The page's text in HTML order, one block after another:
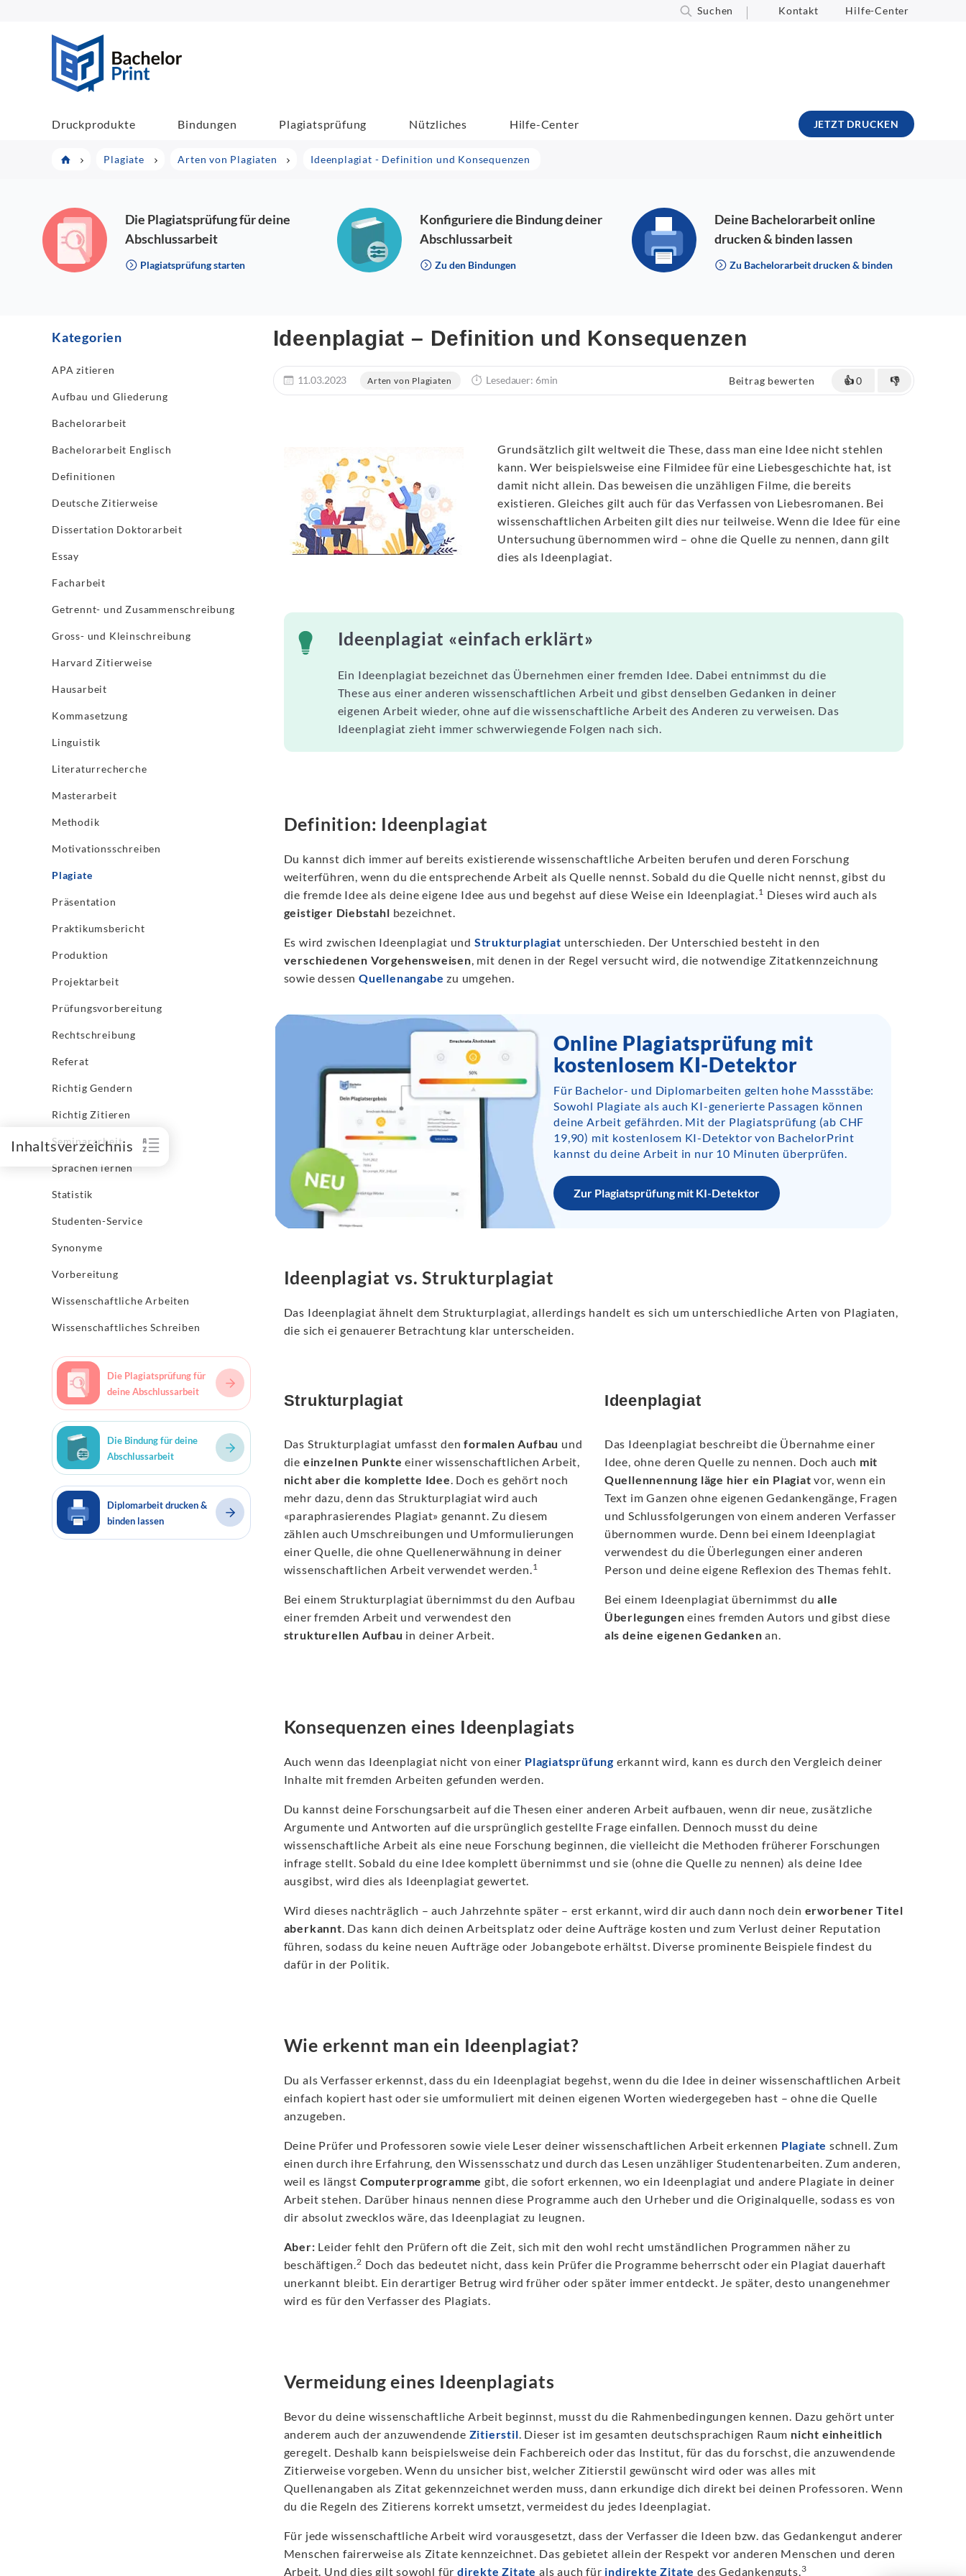
Suchen Kontakt Hilfe-Center
Druckprodukte Bindungen Plagiatsprüfung Nützliches Hilfe-Center JETZT DRUCKEN
Plagiate Arten von Plagiaten Ideenplagiat - Definition und Konsequenzen
Die Plagiatsprüfung für deine
Abschlussarbeit
Plagiatsprüfung starten
Konfiguriere die Bindung deiner
Abschlussarbeit
Zu den Bindungen
Deine Bachelorarbeit online
drucken & binden lassen
Zu Bachelorarbeit drucken & binden
Kategorien
APA zitieren
Aufbau und Gliederung
Bachelorarbeit
Bachelorarbeit Englisch
Definitionen
Deutsche Zitierweise
Dissertation Doktorarbeit
Essay
Facharbeit
Getrennt- und Zusammenschreibung
Gross- und Kleinschreibung
Harvard Zitierweise
Hausarbeit
Kommasetzung
Linguistik
Literaturrecherche
Masterarbeit
Methodik
Motivationsschreiben
Plagiate
Präsentation
Praktikumsbericht
Produktion
Projektarbeit
Prüfungsvorbereitung
Rechtschreibung
Referat
Richtig Gendern
Richtig Zitieren
Seminararbeit
Sprachen lernen
Statistik
Studenten-Service
Synonyme
Vorbereitung
Wissenschaftliche Arbeiten
Wissenschaftliches Schreiben
Die Plagiatsprüfung für
deine Abschlussarbeit
Die Bindung für deine
Abschlussarbeit
Diplomarbeit drucken &
binden lassen
Ideenplagiat – Definition und Konsequenzen
11.03.2023 Arten von Plagiaten Lesedauer: 6min Beitrag bewerten 👍0 👎
Inhaltsverzeichnis
Grundsätzlich gilt weltweit die These, dass man eine Idee nicht stehlen
kann. Wer beispielsweise eine Filmidee für eine Liebesgeschichte hat, ist
damit nicht allein. Das beweisen die unzähligen Filme, die bereits
existieren. Gleiches gilt auch für das Verfassen von Liebesromanen. Bei
wissenschaftlichen Arbeiten gilt dies nur teilweise. Wenn die Idee für eine
Untersuchung übernommen wird – ohne die Quelle zu nennen, dann gilt
dies als Ideenplagiat.
Ideenplagiat «einfach erklärt»
Ein Ideenplagiat bezeichnet das Übernehmen einer fremden Idee. Dabei entnimmst du die
These aus einer anderen wissenschaftlichen Arbeit und gibst denselben Gedanken in deiner
eigenen Arbeit wieder, ohne auf die wissenschaftliche Arbeit des Anderen zu verweisen. Das
Ideenplagiat zieht immer schwerwiegende Folgen nach sich.
Definition: Ideenplagiat
Du kannst dich immer auf bereits existierende wissenschaftliche Arbeiten berufen und deren Forschung
weiterführen, wenn du die entsprechende Arbeit als Quelle nennst. Sobald du die Quelle nicht nennst, gibst du
die fremde Idee als deine eigene Idee aus und begehst auf diese Weise ein Ideenplagiat.1 Dieses wird auch als
geistiger Diebstahl bezeichnet.
Es wird zwischen Ideenplagiat und Strukturplagiat unterschieden. Der Unterschied besteht in den
verschiedenen Vorgehensweisen, mit denen in der Regel versucht wird, die notwendige Zitatkennzeichnung
sowie dessen Quellenangabe zu umgehen.
Online Plagiatsprüfung mit
kostenlosem KI-Detektor
Für Bachelor- und Diplomarbeiten gelten hohe Massstäbe:
Sowohl Plagiate als auch KI-generierte Passagen können
deine Arbeit gefährden. Mit der Plagiatsprüfung (ab CHF
19,90) mit kostenlosem KI-Detektor von BachelorPrint
kannst du deine Arbeit in nur 10 Minuten überprüfen.
Zur Plagiatsprüfung mit KI-Detektor
Ideenplagiat vs. Strukturplagiat
Das Ideenplagiat ähnelt dem Strukturplagiat, allerdings handelt es sich um unterschiedliche Arten von Plagiaten,
die sich ei genauerer Betrachtung klar unterscheiden.
Strukturplagiat
Das Strukturplagiat umfasst denformalen Aufbau und
die einzelnen Punkte einer wissenschaftlichen Arbeit,
nicht aber die komplette Idee. Doch es gehört noch
mehr dazu, denn das Strukturplagiat wird auch
«paraphrasierendes Plagiat» genannt. Zu diesem
zählen auch Umschreibungen und Umformulierungen
einer Quelle, die ohne Quellenerwähnung in deiner
wissenschaftlichen Arbeit verwendet werden.1
Bei einem Strukturplagiat übernimmst du den Aufbau
einer fremden Arbeit und verwendest den
strukturellen Aufbau in deiner Arbeit.
Ideenplagiat
Das Ideenplagiat beschreibt die Übernahme einer
Idee, ohne deren Quelle zu nennen. Doch auch mit
Quellennennung läge hier ein Plagiat vor, wenn ein
Text im Ganzen ohne eigenen Gedankengänge, Fragen
und Schlussfolgerungen von einem anderen Verfasser
übernommen wurde. Denn bei einem Ideenplagiat
verwendest du die Überlegungen einer anderen
Person und deine eigene Reflexion des Themas fehlt.
Bei einem Ideenplagiat übernimmst dualle
Überlegungen eines fremden Autors und gibst diese
als deine eigenen Gedanken an.
Konsequenzen eines Ideenplagiats
Auch wenn das Ideenplagiat nicht von einer Plagiatsprüfung erkannt wird, kann es durch den Vergleich deiner
Inhalte mit fremden Arbeiten gefunden werden.
Du kannst deine Forschungsarbeit auf die Thesen einer anderen Arbeit aufbauen, wenn dir neue, zusätzliche
Argumente und Antworten auf die ursprünglich gestellte Frage einfallen. Dennoch musst du deine
wissenschaftliche Arbeit als eine neue Forschung beginnen, die vielleicht die Methoden früherer Forschungen
infrage stellt. Sobald du eine Idee komplett übernimmst und sie (ohne die Quelle zu nennen) als deine Idee
ausgibst, wird dies als Ideenplagiat gewertet.
Wird dieses nachträglich – auch Jahrzehnte später – erst erkannt, wird dir auch dann noch dein erworbener Titel
aberkannt. Das kann dich deinen Arbeitsplatz oder deine Aufträge kosten und zum Verlust deiner Reputation
führen, sodass du keine neuen Aufträge oder Jobangebote erhältst. Diverse prominente Beispiele findest du
dafür in der Politik.
Wie erkennt man ein Ideenplagiat?
Du als Verfasser erkennst, dass du ein Ideenplagiat begehst, wenn du die Idee in deiner wissenschaftlichen Arbeit
einfach kopiert hast oder sie umformuliert mit deinen eigenen Worten wiedergegeben hast – ohne die Quelle
anzugeben.
Deine Prüfer und Professoren sowie viele Leser deiner wissenschaftlichen Arbeit erkennen Plagiate schnell. Zum
einen durch ihre Erfahrung, den Wissensschatz und durch das Lesen unzähliger Studentenarbeiten. Zum anderen,
weil es längst Computerprogramme gibt, die sofort erkennen, wo ein Ideenplagiat und andere Plagiate in deiner
Arbeit stehen. Darüber hinaus nennen diese Programme auch den Urheber und die Originalquelle, sodass es von
dir absolut zwecklos wäre, das Ideenplagiat zu leugnen.
Aber: Leider fehlt den Prüfern oft die Zeit, sich mit den wohl recht umständlichen Programmen näher zu
beschäftigen.2 Doch das bedeutet nicht, dass kein Prüfer die Programme beherrscht oder ein Plagiat dauerhaft
unerkannt bleibt. Ein derartiger Betrug wird früher oder später immer entdeckt. Je später, desto unangenehmer
wird es für den Verfasser des Plagiats.
Vermeidung eines Ideenplagiats
Bevor du deine wissenschaftliche Arbeit beginnst, musst du die Rahmenbedingungen kennen. Dazu gehört unter
anderem auch der anzuwendende Zitierstil. Dieser ist im gesamten deutschsprachigen Raum nicht einheitlich
geregelt. Deshalb kann beispielsweise dein Fachbereich oder das Institut, für das du forschst, die anzuwendende
Zitierweise vorgeben. Wenn du unsicher bist, welcher Zitierstil gewünscht wird oder was alles mit
Quellenangaben als Zitat gekennzeichnet werden muss, dann erkundige dich direkt bei deinen Professoren. Wenn
du die Regeln des Zitierens korrekt umsetzt, vermeidest du jedes Ideenplagiat.
Für jede wissenschaftliche Arbeit wird vorausgesetzt, dass der Verfasser die Ideen bzw. das Gedankengut anderer
Menschen fairerweise als Zitate kennzeichnet. Das gebietet allein der Respekt vor anderen Menschen und deren
Arbeit. Und dies gilt sowohl für direkte Zitate als auch für indirekte Zitate des Gedankenguts.3